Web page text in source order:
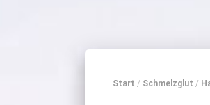
Start / Schmelzglut /